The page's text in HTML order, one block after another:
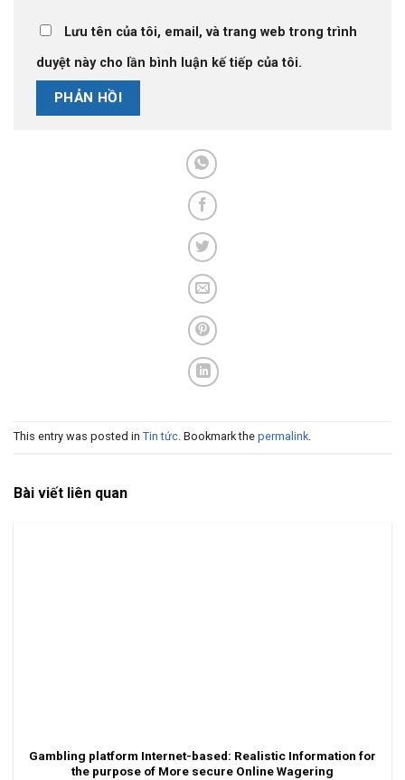
Lưu tên của tôi, email, và trang web trong trình
duyệt này cho lần bình luận kế tiếp của tôi.
This entry was posted in Tin tức . Bookmark the permalink
Bài viết liên quan
Gambling platform Internet-based: Realistic Information for
the purpose of More secure Online Wagering